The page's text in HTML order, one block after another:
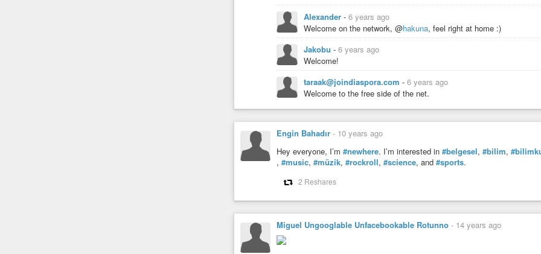
Alexander - 6 years ago
Welcome on the network, @hakuna, feel right at home :)
Jakobu - 6 years ago
Welcome!
taraak@joindiaspora.com - 6 years ago
Welcome to the free side of the net.
Engin Bahadır - 10 years ago
Hey everyone, I’m #newhere. I’m interested in #belgesel, #bilim,
, #music, #müzik, #rockroll, #science, and #sports.
2 Reshares
Miguel Ungooglable Unfacebookable Rotunno - 14 years ago